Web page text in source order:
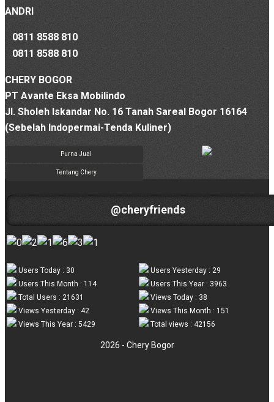
ANDRI
0811 8588 810
0811 8588 810
CHERY BOGOR
PT Avante Eksa Mobilindo
Jl. Sholeh Iskandar No. 16 Tanah Sareal Bogor 16164
(Sebelah Indopermai-Tenda Kuliner)
Purna Jual
Tentang Chery
@cheryfriends
Users Today : 30
Users Yesterday : 29
Users This Month : 114
Users This Year : 3963
Total Users : 21631
Views Today : 38
Views Yesterday : 42
Views This Month : 151
Views This Year : 5429
Total views : 42156
2026 - Chery Bogor